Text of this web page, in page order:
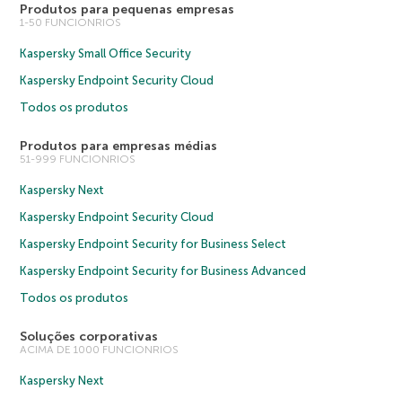
Produtos para pequenas empresas
1-50 FUNCIONRIOS
Kaspersky Small Office Security
Kaspersky Endpoint Security Cloud
Todos os produtos
Produtos para empresas médias
51-999 FUNCIONRIOS
Kaspersky Next
Kaspersky Endpoint Security Cloud
Kaspersky Endpoint Security for Business Select
Kaspersky Endpoint Security for Business Advanced
Todos os produtos
Soluções corporativas
ACIMA DE 1000 FUNCIONRIOS
Kaspersky Next